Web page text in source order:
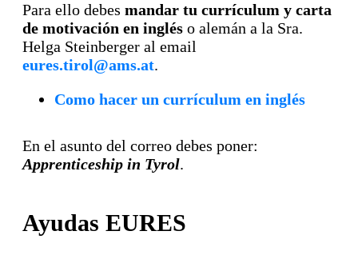
Para ello debes mandar tu currículum y carta
de motivación en inglés o alemán a la Sra.
Helga Steinberger al email
eures.tirol@ams.at.
Como hacer un currículum en inglés
En el asunto del correo debes poner:
Apprenticeship in Tyrol.
Ayudas EURES